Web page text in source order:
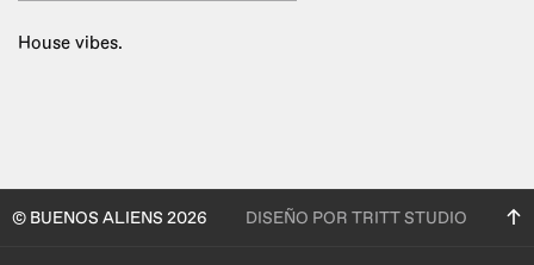
House vibes.
© BUENOS ALIENS 2026 DISEÑO POR TRITT STUDIO